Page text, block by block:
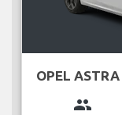
OPEL ASTRA
group